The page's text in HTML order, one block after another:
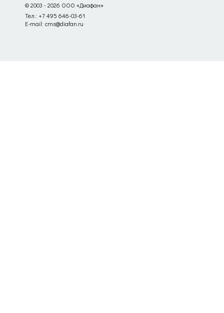
© 2003 - 2026 ООО «Диафан»
Тел.: +7 495 646-03-61
E-mail: cms@diafan.ru